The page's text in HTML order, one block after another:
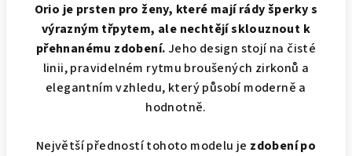
Orio je prsten pro ženy, které mají rády šperky s
výrazným třpytem, ale nechtějí sklouznout k
přehnanému zdobení.Jeho design stojí na čisté
linii, pravidelném rytmu broušených zirkonů a
elegantním vzhledu, který působí moderně a
hodnotně.
Největší předností tohoto modelu je zdobení po